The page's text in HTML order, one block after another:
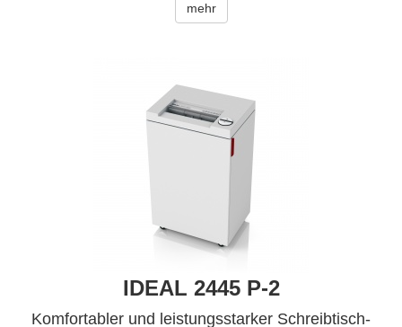
mehr
IDEAL 2445 P-2
Komfortabler und leistungsstarker Schreibtisch-